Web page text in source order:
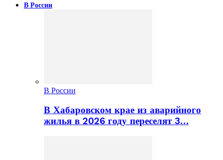
В России
В России
В Хабаровском крае из аварийного
жилья в 2026 году переселят 3…